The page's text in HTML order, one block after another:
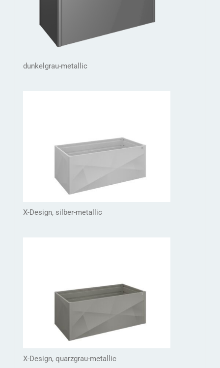
dunkelgrau-metallic
X-Design, silber-metallic
X-Design, quarzgrau-metallic